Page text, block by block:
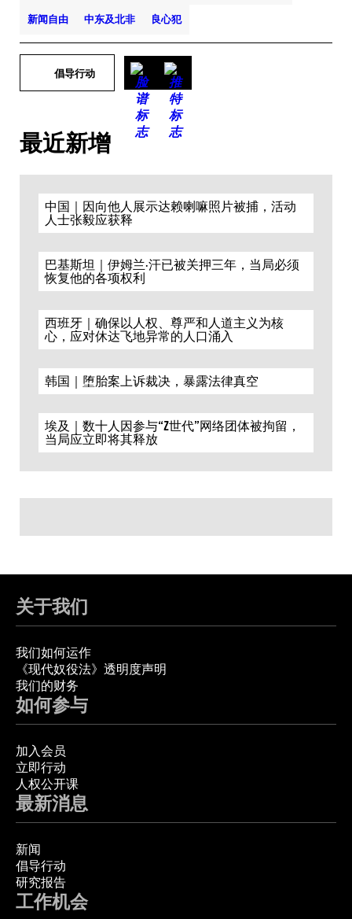
新闻自由 中东及北非 良心犯
倡导行动
最近新增
中国｜因向他人展示达赖喇嘛照片被捕，活动
人士张毅应获释
巴基斯坦｜伊姆兰·汗已被关押三年，当局必须
恢复他的各项权利
西班牙｜确保以人权、尊严和人道主义为核
心，应对休达飞地异常的人口涌入
韩国｜堕胎案上诉裁决，暴露法律真空
埃及｜数十人因参与“Z世代”网络团体被拘留，
当局应立即将其释放
关于我们
我们如何运作
《现代奴役法》透明度声明
我们的财务
如何参与
加入会员
立即行动
人权公开课
最新消息
新闻
倡导行动
研究报告
工作机会